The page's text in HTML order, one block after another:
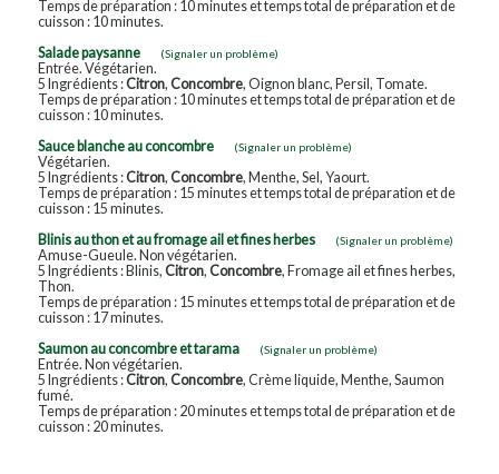
Temps de préparation : 10 minutes et temps total de préparation et de
cuisson : 10 minutes.
Salade paysanne
(Signaler un problème)
Entrée. Végétarien.
5 Ingrédients :Citron, Concombre, Oignon blanc, Persil, Tomate.
Temps de préparation : 10 minutes et temps total de préparation et de
cuisson : 10 minutes.
Sauce blanche au concombre
(Signaler un problème)
Végétarien.
5 Ingrédients :Citron, Concombre, Menthe, Sel, Yaourt.
Temps de préparation : 15 minutes et temps total de préparation et de
cuisson : 15 minutes.
Blinis au thon et au fromage ail et fines herbes
(Signaler un problème)
Amuse-Gueule. Non végétarien.
5 Ingrédients : Blinis, Citron, Concombre, Fromage ail et fines herbes,
Thon.
Temps de préparation : 15 minutes et temps total de préparation et de
cuisson : 17 minutes.
Saumon au concombre et tarama
(Signaler un problème)
Entrée. Non végétarien.
5 Ingrédients :Citron, Concombre, Crème liquide, Menthe, Saumon
fumé.
Temps de préparation : 20 minutes et temps total de préparation et de
cuisson : 20 minutes.